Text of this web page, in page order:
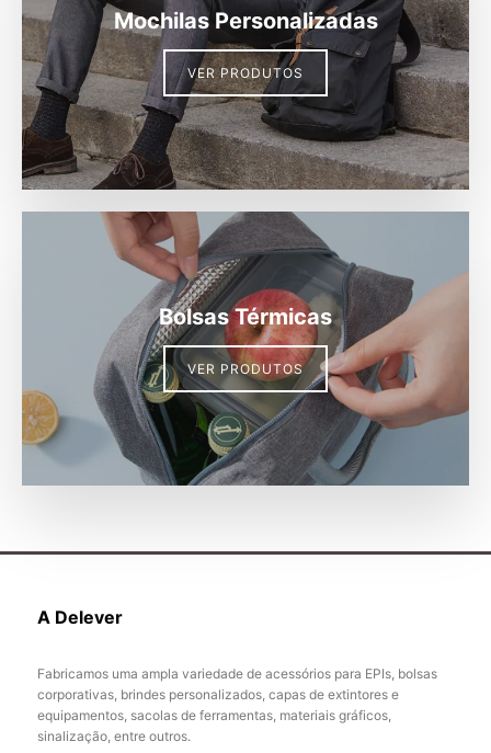
Mochilas Personalizadas
VER PRODUTOS
Bolsas Térmicas
VER PRODUTOS
A Delever
Fabricamos uma ampla variedade de acessórios para EPIs, bolsas
corporativas, brindes personalizados, capas de extintores e
equipamentos, sacolas de ferramentas, materiais gráficos,
sinalização, entre outros.